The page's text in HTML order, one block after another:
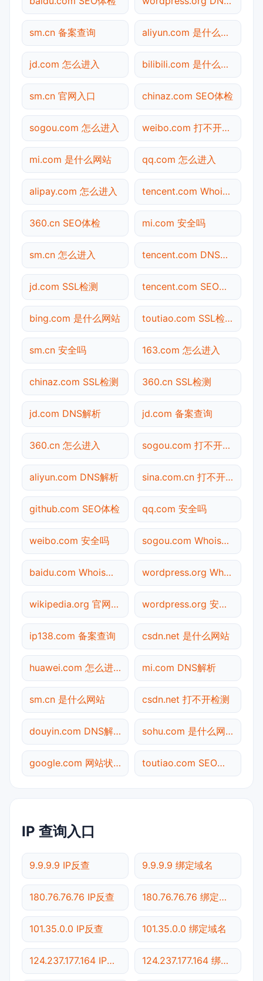
sm.cn 备案查询 aliyun.com 是什么网站
jd.com 怎么进入 bilibili.com 是什么网站
sm.cn 官网入口 chinaz.com SEO体检
sogou.com 怎么进入 weibo.com 打不开检测
mi.com 是什么网站 qq.com 怎么进入
alipay.com 怎么进入 tencent.com Whois查询
360.cn SEO体检 mi.com 安全吗
sm.cn 怎么进入 tencent.com DNS解析
jd.com SSL检测 tencent.com SEO体检
bing.com 是什么网站 toutiao.com SSL检测
sm.cn 安全吗 163.com 怎么进入
chinaz.com SSL检测 360.cn SSL检测
jd.com DNS解析 jd.com 备案查询
360.cn 怎么进入 sogou.com 打不开检测
aliyun.com DNS解析 sina.com.cn 打不开检测
github.com SEO体检 qq.com 安全吗
weibo.com 安全吗 sogou.com Whois查询
baidu.com Whois查询 wordpress.org Whois查询
wikipedia.org 官网入口 wordpress.org 安全吗
ip138.com 备案查询 csdn.net 是什么网站
huawei.com 怎么进入 mi.com DNS解析
sm.cn 是什么网站 csdn.net 打不开检测
douyin.com DNS解析 sohu.com 是什么网站
google.com 网站状态 toutiao.com SEO体检
IP 查询入口
9.9.9.9 IP反查 9.9.9.9 绑定域名
180.76.76.76 IP反查 180.76.76.76 绑定域名
101.35.0.0 IP反查 101.35.0.0 绑定域名
124.237.177.164 IP反查 124.237.177.164 绑定域名